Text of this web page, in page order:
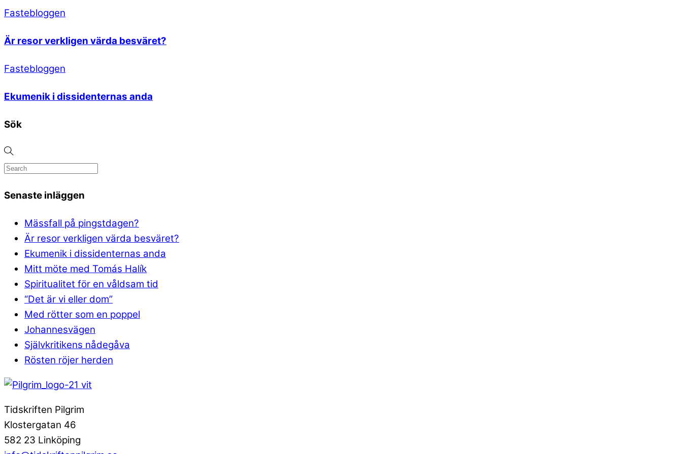
Fastebloggen
Är resor verkligen värda besväret?
Fastebloggen
Ekumenik i dissidenternas anda
Sök
Senaste inläggen
Mässfall på pingstdagen?
Är resor verkligen värda besväret?
Ekumenik i dissidenternas anda
Mitt möte med Tomás Halík
Spiritualitet för en våldsam tid
“Det är vi eller dom”
Med rötter som en poppel
Johannesvägen
Självkritikens nådegåva
Rösten röjer herden
Tidskriften Pilgrim
Klostergatan 46
582 23 Linköping